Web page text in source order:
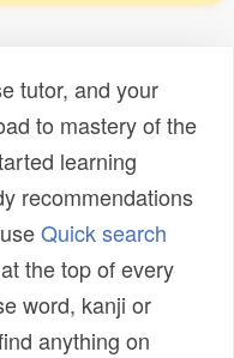
tutor, and your
to mastery of the
learning
recommendations
Quick search
the top of every
word, kanji or
anything on